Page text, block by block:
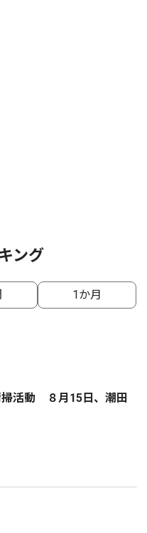
ング
1か月
活動 ８月15日、潮田